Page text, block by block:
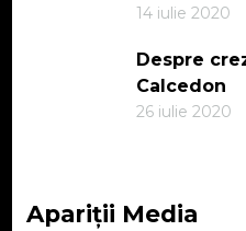
14 iulie 2020
Despre
Calcedon
26 iulie 2020
Apariții Media